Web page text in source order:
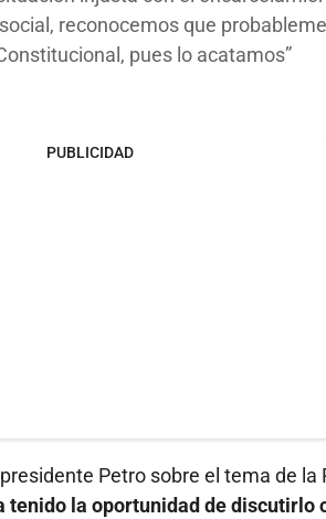
reconocemos que
pues lo acatamos
PUBLICIDAD
Petro sobre el tema de
tenido la oportunidad de discutirlo